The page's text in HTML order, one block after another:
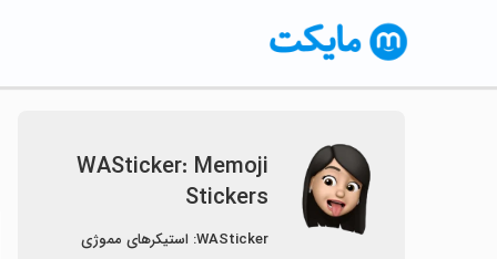
WASticker: Memoji
Stickers
WASticker: استیکرهای مموژی